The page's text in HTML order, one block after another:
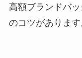
高額ブランドバ
のコツがあります